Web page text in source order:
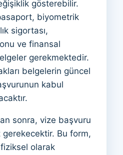
gösterebilir.
biyometrik
sigortası,
ve finansal
gerekmektedir.
belgelerin güncel
kabul
sonra, vize başvuru
Bu form,
olarak